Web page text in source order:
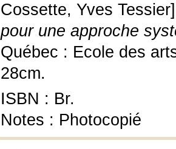
Cossette, Yves
pour une approche
Québec : Ecole des
28cm.
ISBN : Br.
Notes : Photocopié